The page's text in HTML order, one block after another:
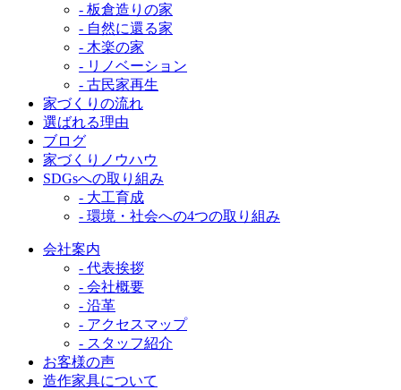
- 板倉造りの家
- 自然に還る家
- 木楽の家
- リノベーション
- 古民家再生
家づくりの流れ
選ばれる理由
ブログ
家づくりノウハウ
SDGsへの取り組み
- 大工育成
- 環境・社会への4つの取り組み
会社案内
- 代表挨拶
- 会社概要
- 沿革
- アクセスマップ
- スタッフ紹介
お客様の声
造作家具について